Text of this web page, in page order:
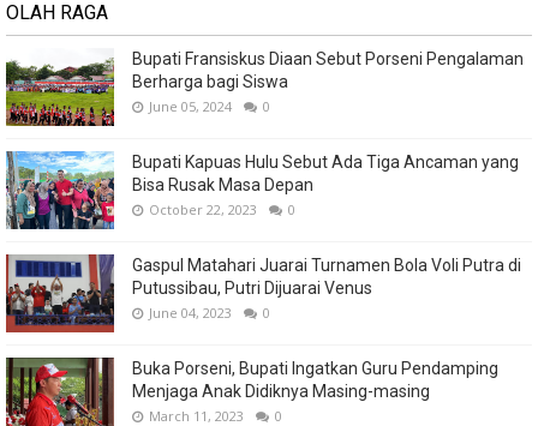
OLAH RAGA
Bupati Fransiskus Diaan Sebut Porseni Pengalaman
Berharga bagi Siswa
June 05, 2024 0
Bupati Kapuas Hulu Sebut Ada Tiga Ancaman yang
Bisa Rusak Masa Depan
October 22, 2023 0
Gaspul Matahari Juarai Turnamen Bola Voli Putra di
Putussibau, Putri Dijuarai Venus
June 04, 2023 0
Buka Porseni, Bupati Ingatkan Guru Pendamping
Menjaga Anak Didiknya Masing-masing
March 11, 2023 0